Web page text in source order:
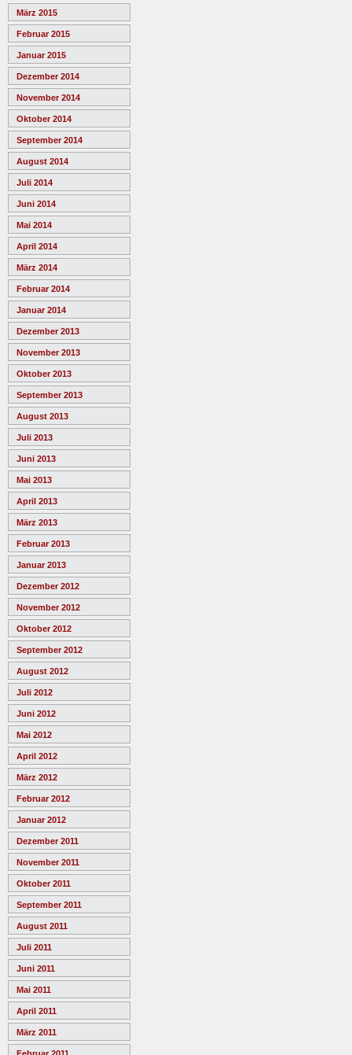
März 2015
Februar 2015
Januar 2015
Dezember 2014
November 2014
Oktober 2014
September 2014
August 2014
Juli 2014
Juni 2014
Mai 2014
April 2014
März 2014
Februar 2014
Januar 2014
Dezember 2013
November 2013
Oktober 2013
September 2013
August 2013
Juli 2013
Juni 2013
Mai 2013
April 2013
März 2013
Februar 2013
Januar 2013
Dezember 2012
November 2012
Oktober 2012
September 2012
August 2012
Juli 2012
Juni 2012
Mai 2012
April 2012
März 2012
Februar 2012
Januar 2012
Dezember 2011
November 2011
Oktober 2011
September 2011
August 2011
Juli 2011
Juni 2011
Mai 2011
April 2011
März 2011